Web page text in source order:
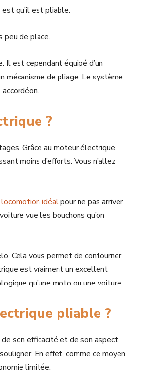
qu’il est pliable.
peu de place.
Il est cependant équipé d’un
mécanisme de pliage. Le système
?
Grâce au moteur électrique
moins d’efforts. Vous n’allez
idéalpour ne pas arriver
vue les bouchons qu’on
Cela vous permet de contourner
est vraiment un excellent
qu’une moto ou une voiture.
pliable ?
son efficacité et de son aspect
En effet, comme ce moyen
limitée.